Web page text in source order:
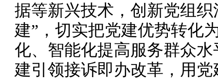
据等新兴技术，创新党组
建”，切实把党建优势转化
化、智能化提高服务群众
建引领接诉即办改革，用